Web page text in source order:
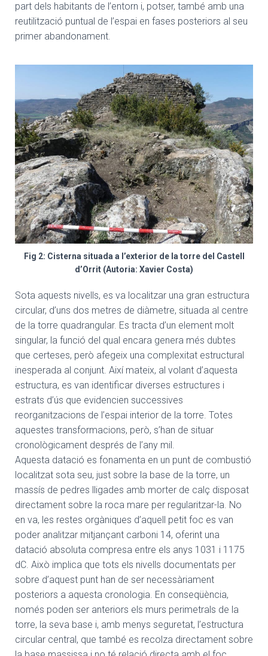
part dels habitants de l’entorn i, potser, també amb una
reutilització puntual de l’espai en fases posteriors al seu
primer abandonament.
Fig 2: Cisterna situada a l’exterior de la torre del Castell
d’Orrit (Autoria: Xavier Costa)
Sota aquests nivells, es va localitzar una gran estructura
circular, d’uns dos metres de diàmetre, situada al centre
de la torre quadrangular. Es tracta d’un element molt
singular, la funció del qual encara genera més dubtes
que certeses, però afegeix una complexitat estructural
inesperada al conjunt. Així mateix, al volant d’aquesta
estructura, es van identificar diverses estructures i
estrats d’ús que evidencien successives
reorganitzacions de l’espai interior de la torre. Totes
aquestes transformacions, però, s’han de situar
cronològicament després de l’any mil.
Aquesta datació es fonamenta en un punt de combustió
localitzat sota seu, just sobre la base de la torre, un
massís de pedres lligades amb morter de calç disposat
directament sobre la roca mare per regularitzar-la. No
en va, les restes orgàniques d’aquell petit foc es van
poder analitzar mitjançant carboni 14, oferint una
datació absoluta compresa entre els anys 1031 i 1175
dC. Això implica que tots els nivells documentats per
sobre d’aquest punt han de ser necessàriament
posteriors a aquesta cronologia. En conseqüència,
només poden ser anteriors els murs perimetrals de la
torre, la seva base i, amb menys seguretat, l’estructura
circular central, que també es recolza directament sobre